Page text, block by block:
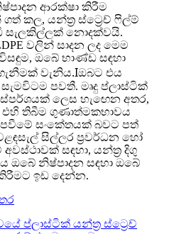
ආරක්ෂා කිරීම
කල, යන්ත්‍ර ස්ට්‍රෙච් ෆිල්ම්
සැලකිල්ලක් නොදක්වයි.
වලින් සාදන ලද මෙම
ඔබේ භාණ්ඩ සඳහා
වැනිය.Iඔබට එය
පවතී. මෘදු ප්ලාස්ටික්
ලෙස හැඟෙන අතර,
එහි තිබීම ගුණාත්මකභාවය
සංකේතයක් බවට පත්
සිල්ලර ප්‍රවර්ධන හෝ
සඳහා, යන්ත්‍ර දිගු
ඔබේ නිෂ්පාදන සඳහා ඔබේ
කිරීමට ඉඩ දෙන්න.